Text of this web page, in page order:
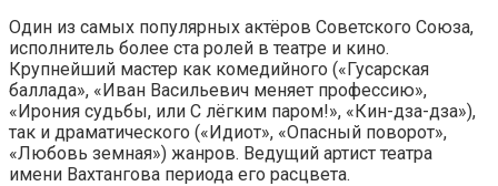
Один из самых популярных актёров Советского Союза,
исполнитель более ста ролей в театре и кино.
Крупнейший мастер как комедийного («Гусарская
баллада», «Иван Васильевич меняет профессию»,
«Ирония судьбы, или С лёгким паром!», «Кин-дза-дза»),
так и драматического («Идиот», «Опасный поворот»,
«Любовь земная») жанров. Ведущий артист театра
имени Вахтангова периода его расцвета.